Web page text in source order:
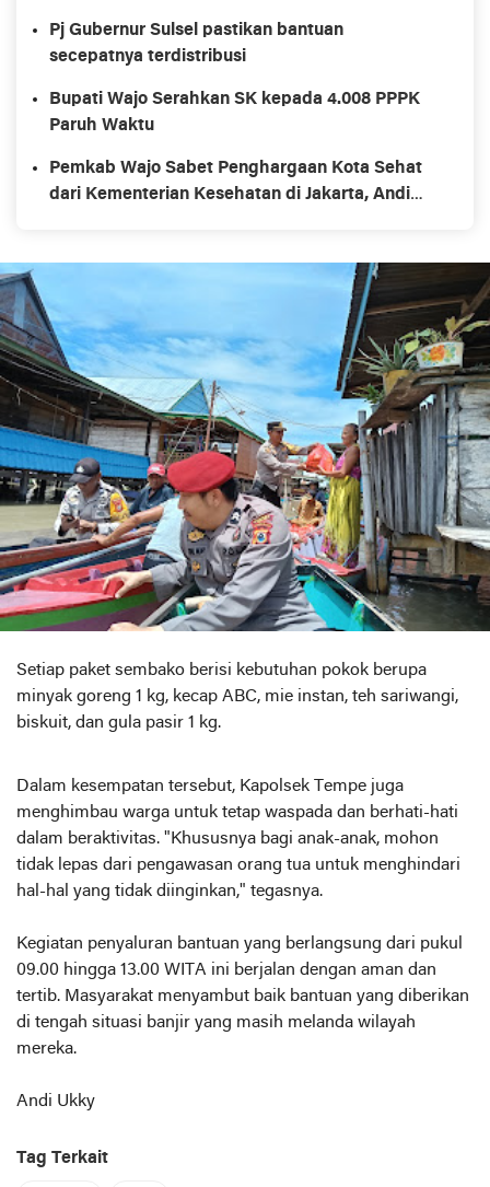
Pj Gubernur Sulsel pastikan bantuan
secepatnya terdistribusi
Bupati Wajo Serahkan SK kepada 4.008 PPPK
Paruh Waktu
Pemkab Wajo Sabet Penghargaan Kota Sehat
dari Kementerian Kesehatan di Jakarta, Andi
Setiap paket sembako berisi kebutuhan pokok berupa
minyak goreng 1 kg, kecap ABC, mie instan, teh sariwangi,
biskuit, dan gula pasir 1 kg.
Dalam kesempatan tersebut, Kapolsek Tempe juga
menghimbau warga untuk tetap waspada dan berhati-hati
dalam beraktivitas. "Khususnya bagi anak-anak, mohon
tidak lepas dari pengawasan orang tua untuk menghindari
hal-hal yang tidak diinginkan," tegasnya.
Kegiatan penyaluran bantuan yang berlangsung dari pukul
09.00 hingga 13.00 WITA ini berjalan dengan aman dan
tertib. Masyarakat menyambut baik bantuan yang diberikan
di tengah situasi banjir yang masih melanda wilayah
mereka.
Andi Ukky
Tag Terkait